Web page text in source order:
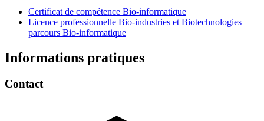
Certificat de compétence Bio-informatique
Licence professionnelle Bio-industries et Biotechnologies
parcours Bio-informatique
Informations pratiques
Contact